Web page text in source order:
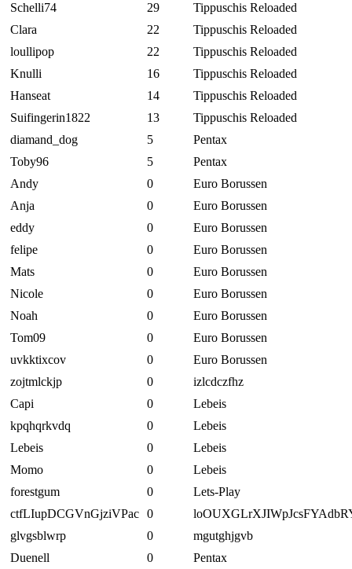
Schelli74
29
Tippuschis Reloaded
Clara
22
Tippuschis Reloaded
loullipop
22
Tippuschis Reloaded
Knulli
16
Tippuschis Reloaded
Hanseat
14
Tippuschis Reloaded
Suifingerin1822
13
Tippuschis Reloaded
diamand_dog
5
Pentax
Toby96
5
Pentax
Andy
0
Euro Borussen
Anja
0
Euro Borussen
eddy
0
Euro Borussen
felipe
0
Euro Borussen
Mats
0
Euro Borussen
Nicole
0
Euro Borussen
Noah
0
Euro Borussen
Tom09
0
Euro Borussen
uvkktixcov
0
Euro Borussen
zojtmlckjp
0
izlcdczfhz
Capi
0
Lebeis
kpqhqrkvdq
0
Lebeis
Lebeis
0
Lebeis
Momo
0
Lebeis
forestgum
0
Lets-Play
ctfLIupDCGVnGjziVPac 0
glvgsblwrp
0
mgutghjgvb
Duenell
0
Pentax